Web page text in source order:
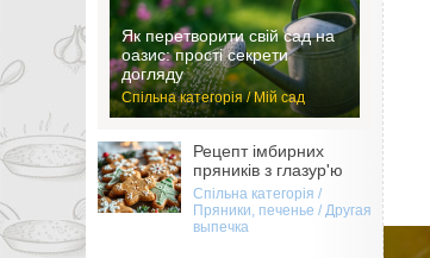
Як перетворити свій сад на
оазис: прості секрети
догляду
Спільна категорія / Мій сад
Рецепт імбирних
пряників з глазур'ю
Спільна категорія /
Пряники, печенье / Другая
выпечка